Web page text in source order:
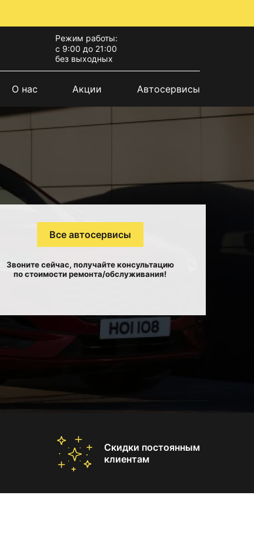
Режим работы:
с 9:00 до 21:00
без выходных
О нас Акции Автосервисы
Все автосервисы
Звоните сейчас, получайте консультацию
по стоимости ремонта/обслуживания!
Скидки постоянным
клиентам